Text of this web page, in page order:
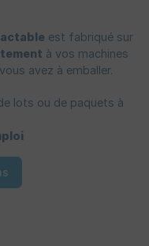
est fabriqué sur
à vos machines
avez à emballer.
lots ou de paquets à